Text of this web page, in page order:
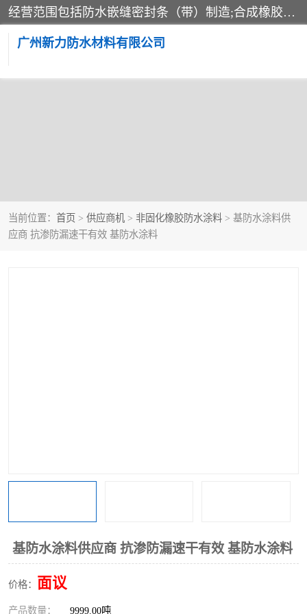
经营范围包括防水嵌缝密封条（带）制造;合成橡胶制造（监控化学品、危险化学品除外）;沥青混合物制造;防水胶粘带制造;其他合成材料制造（监控化学品、危险化学品除外）;涂料制造（监控化学品、危险化学品除外）;建筑结构防水补漏;防水建筑材料制造;粘合剂制造（监控化学品、危险化学品除外）;涂料零售;广州新力防水材料有限公司具有1处分支机构。
广州新力防水材料有限公司
当前位置： 首页 > 供应商机 > 非固化橡胶防水涂料 > 基防水涂料供
应商 抗渗防漏速干有效 基防水涂料
基防水涂料供应商 抗渗防漏速干有效 基防水涂料
价格： 面议
产品数量： 9999.00吨